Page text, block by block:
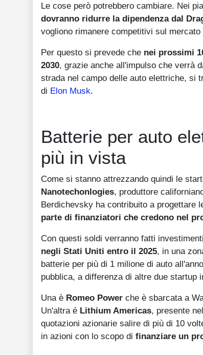
Le cose però potrebbero cambiare. Nei
dovranno ridurre la dipendenza dal
vogliono rimanere competitivi sul
Per questo si prevede che nei prossimi
2030, grazie anche all'impulso che verrà
strada nel campo delle auto elettriche, si
di Elon Musk.
Batterie per auto
più in vista
Come si stanno attrezzando quindi le
Nanotechonlogies, produttore
Berdichevsky ha contribuito a progettare
parte di finanziatori che credono nel
Con questi soldi verranno fatti
negli Stati Uniti entro il 2025, in una
batterie per più di 1 milione di auto
pubblica, a differenza di altre due startup
Una è Romeo Power che è sbarcata a
Un'altra é Lithium Americas, presente
quotazioni azionarie salire di più di 10
in azioni con lo scopo di finanziare un